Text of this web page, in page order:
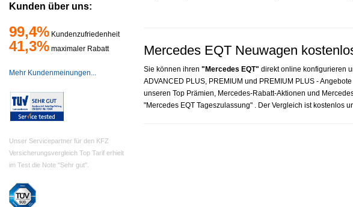
Mercedes EQT Neuwagen
Sie können ihren "Mercedes EQT" direkt online konfigurieren
ADVANCED PLUS, PREMIUM und PREMIUM PLUS -
unseren Top Prämien, Mercedes-Rabatt-Aktionen und
"Mercedes EQT Tageszulassung" . Der Vergleich ist kostenlos
Kunden über uns:
99,4% Kundenzufriedenheit
41,3% maximaler Rabatt
Mehr Kundenmeinungen...
Unser Servicepartner für den KFZ
Versicherungsvergleich Top Tarif erhielt
im Test die Note "Sehr gut".